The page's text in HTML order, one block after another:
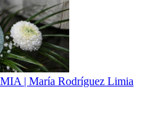
| María Rodríguez Limia